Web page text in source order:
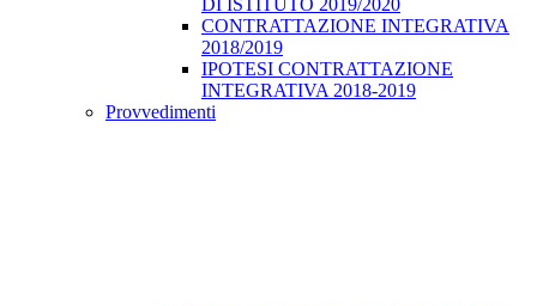
DI ISTITUTO 2019/2020
CONTRATTAZIONE INTEGRATIVA
2018/2019
IPOTESI CONTRATTAZIONE
INTEGRATIVA 2018-2019
Provvedimenti